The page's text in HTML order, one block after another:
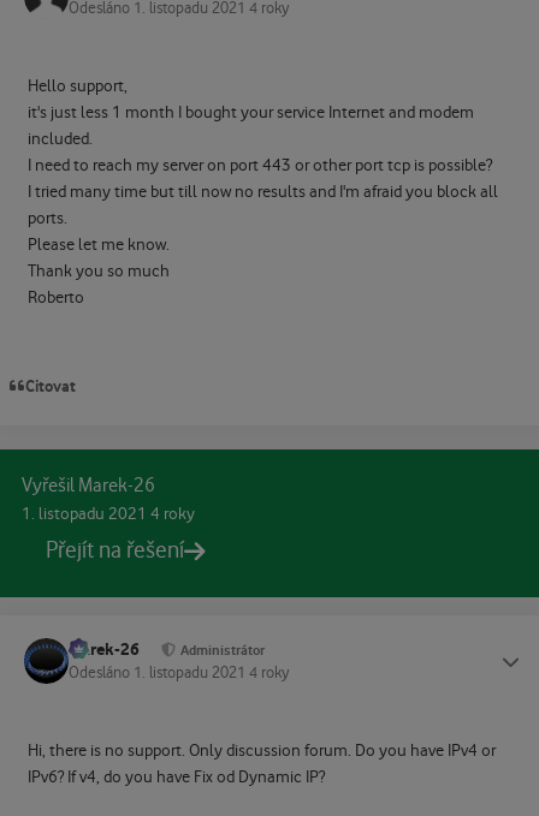
Odesláno 1. listopadu 2021 4 roky
Hello support,
it's just less 1 month I bought your service Internet and modem
included.
I need to reach my server on port 443 or other port tcp is possible?
I tried many time but till now no results and I'm afraid you block all
ports.
Please let me know.
Thank you so much
Roberto
Citovat
Vyřešil Marek-26
1. listopadu 2021 4 roky
Přejít na řešení
Marek-26 Administrátor
Odesláno 1. listopadu 2021 4 roky
Hi, there is no support. Only discussion forum. Do you have IPv4 or
IPv6? If v4, do you have Fix od Dynamic IP?